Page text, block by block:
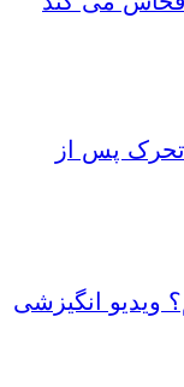
تحرک پس از
ویدیو انگیزشی